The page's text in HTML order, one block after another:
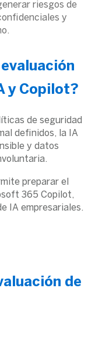
riesgos de
y
y Copilot?
de seguridad
definidos, la IA
y datos
preparar el
365 Copilot,
IA empresariales.
de